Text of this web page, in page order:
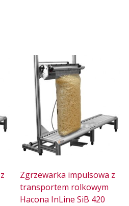
Zgrzewarka impulsowa z
transportem rolkowym
Hacona InLine SiB 420